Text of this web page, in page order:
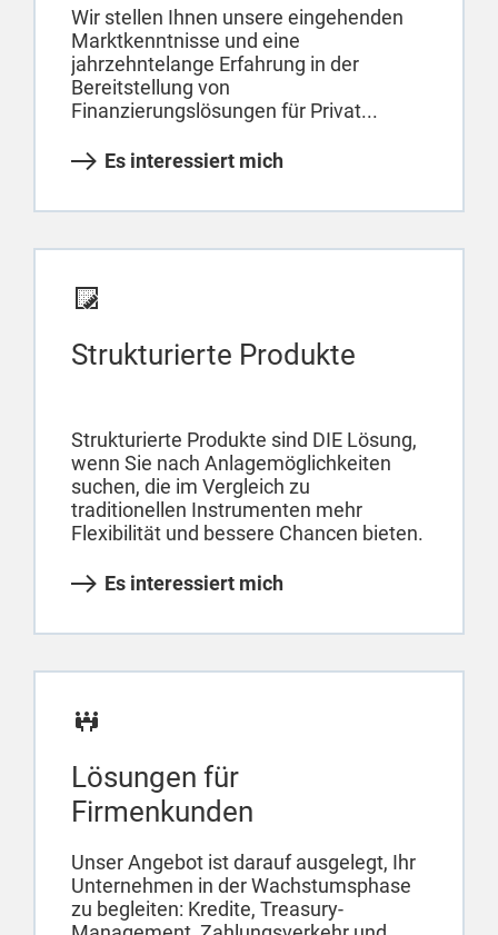
Wir stellen Ihnen unsere eingehenden
Marktkenntnisse und eine
jahrzehntelange Erfahrung in der
Bereitstellung von
Finanzierungslösungen für Privat...
Es interessiert mich
Strukturierte Produkte
Strukturierte Produkte sind DIE Lösung,
wenn Sie nach Anlagemöglichkeiten
suchen, die im Vergleich zu
traditionellen Instrumenten mehr
Flexibilität und bessere Chancen bieten.
Es interessiert mich
Lösungen für
Firmenkunden
Unser Angebot ist darauf ausgelegt, Ihr
Unternehmen in der Wachstumsphase
zu begleiten: Kredite, Treasury-